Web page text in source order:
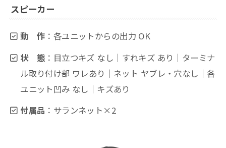
スピーカー
動 作 ：各ユニットからの出力 OK
状 態 ：目立つキズ なし｜すれキズ あり｜ターミナ
ル取り付け部 ワレあり｜ネット ヤブレ・穴なし｜各
ユニット凹み なし｜キズあり
付属品 ：サランネット×2